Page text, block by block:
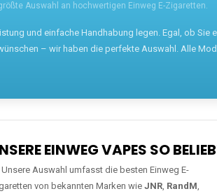
Auswahl an hochwertigen Einweg E-Zigaretten.
und einfache Handhabung legen. Egal, ob
– wir haben die perfekte Auswahl. Alle
EINWEG VAPES SO
Unsere Auswahl umfasst die besten Einweg E-
von bekannten Marken wieJNR, RandM,